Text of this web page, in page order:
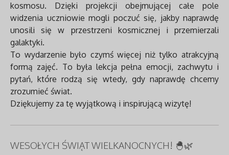
kosmosu. Dzięki projekcji obejmującej całe pole
widzenia uczniowie mogli poczuć się, jakby naprawdę
unosili się w przestrzeni kosmicznej i przemierzali
galaktyki.
To wydarzenie było czymś więcej niż tylko atrakcyjną
formą zajęć. To była lekcja pełna emocji, zachwytu i
pytań, które rodzą się wtedy, gdy naprawdę chcemy
zrozumieć świat.
Dziękujemy za tę wyjątkową i inspirującą wizytę!
WESOŁYCH ŚWIĄT WIELKANOCNYCH! 🐣🌿